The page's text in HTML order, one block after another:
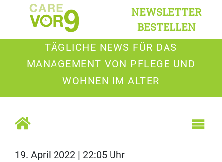
NEWSLETTER
BESTELLEN
TÄGLICHE NEWS FÜR DAS
MANAGEMENT VON PFLEGE UND
WOHNEN IM ALTER
19. April 2022 | 22:05 Uhr